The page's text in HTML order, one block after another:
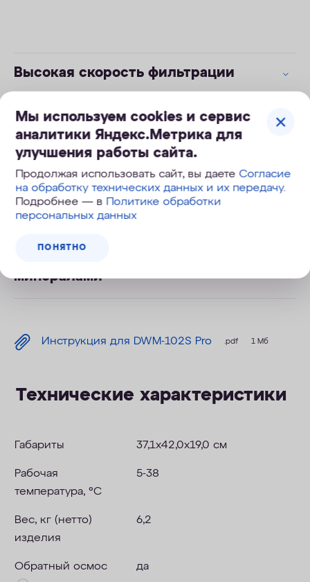
Высокая скорость фильтрации
Можно пить без кипячения
Мягкая вода на 100%
Легкая замена модулей в одно
касание
минералами
Инструкция для DWM-102S Pro .pdf 1 Мб
Технические характеристики
Габариты 37,1x42,0x19,0 см
Рабочая
температура, °C
5-38
Вес, кг (нетто)
изделия
6,2
Обратный осмос да
Мы используем cookies и сервис
аналитики Яндекс.Метрика для
улучшения работы сайта.
Продолжая использовать сайт, вы даетеСогласие
на обработку технических данных и их передачу.
Подробнее — в Политике обработки
персональных данных
ПОНЯТНО